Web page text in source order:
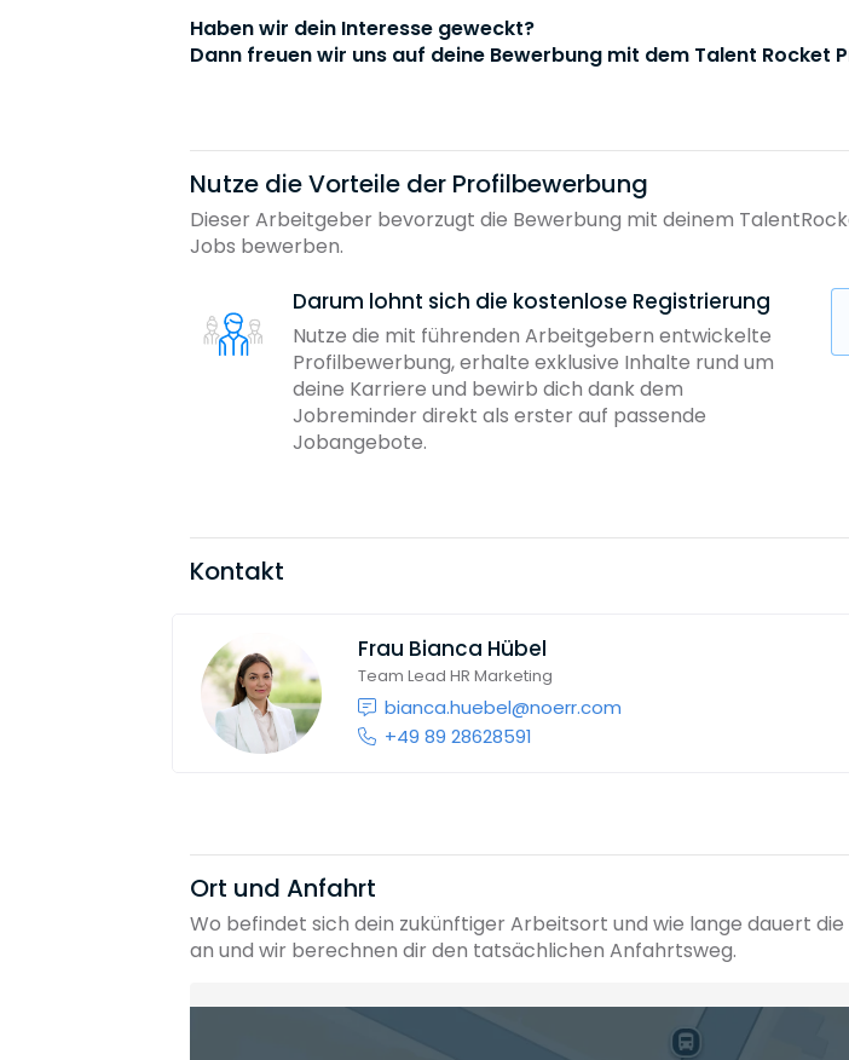
Haben wir dein Interesse geweckt?
Dann freuen wir uns auf deine Bewerbung mit dem Talent Rocket
Nutze die Vorteile der Profilbewerbung
Dieser Arbeitgeber bevorzugt die Bewerbung mit deinem
Jobs bewerben.
Darum lohnt sich die kostenlose Registrierung
Nutze die mit führenden Arbeitgebern entwickelte
Profilbewerbung, erhalte exklusive Inhalte rund um
deine Karriere und bewirb dich dank dem
Jobreminder direkt als erster auf passende
Jobangebote.
Kontakt
Frau Bianca Hübel
Team Lead HR Marketing
bianca.huebel@noerr.com
+49 89 28628591
Ort und Anfahrt
Wo befindet sich dein zukünftiger Arbeitsort und wie lange dauert
an und wir berechnen dir den tatsächlichen Anfahrtsweg.
Heimatadresse oder Wunschort